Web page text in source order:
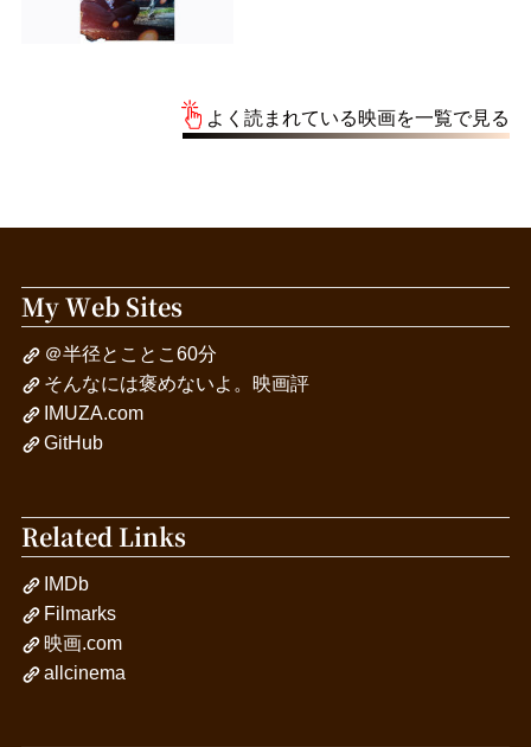
よく読まれている映画を一覧で見る
My Web Sites
＠半径とことこ60分
そんなには褒めないよ。映画評
IMUZA.com
GitHub
Related Links
IMDb
Filmarks
映画.com
allcinema